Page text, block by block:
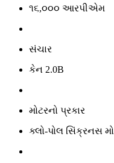
૧૬,૦૦૦ આરપીએમ
સંચાર
કેન 2.0B
મોટરનો પ્રકાર
ક્લો-પોલ સિંક્રનસ